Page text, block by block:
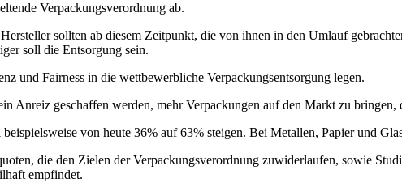
Verpackungsverordnung ab.
sollten ab diesem Zeitpunkt, die von ihnen in den Umlauf
soll die Entsorgung sein.
und Fairness in die wettbewerbliche Verpackungsentsorgung legen.
Anreiz geschaffen werden, mehr Verpackungen auf den Markt zu bringen,
von heute 36% auf 63% steigen. Bei Metallen, Papier und
die den Zielen der Verpackungsverordnung zuwiderlaufen, sowie
empfindet.